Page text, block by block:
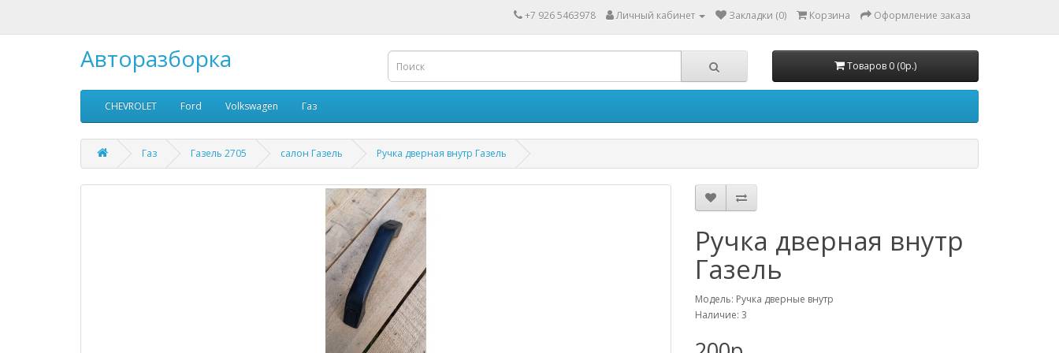
+7 926 5463978 Личный кабинет Закладки (0) Корзина Оформление заказа
Авторазборка Товаров 0 (0р.)
CHEVROLET Ford Volkswagen Газ
Газ Газель 2705 салон Газель Ручка дверная внутр Газель
Ручка дверная внутр
Газель
Модель: Ручка дверные внутр
Наличие: 3